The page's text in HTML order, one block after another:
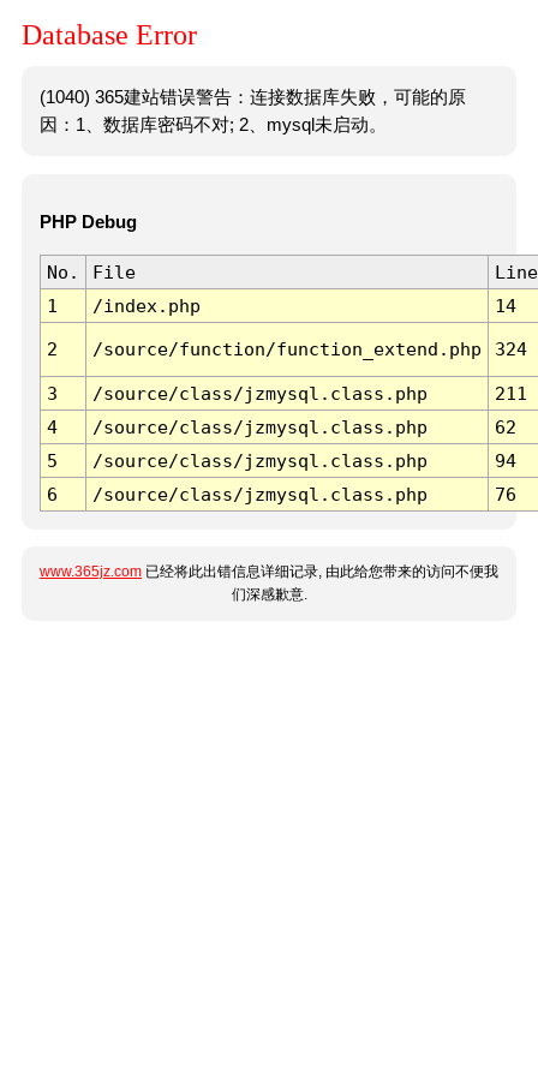
Database Error
(1040) 365建站错误警告：连接数据库失败，可能的原
因：1、数据库密码不对; 2、mysql未启动。
PHP Debug
No. File
Line
1
/index.php 14
2 /source/function/function_extend.php 324
3 /source/class/jzmysql.class.php
211
4
/source/class/jzmysql.class.php
62
5
/source/class/jzmysql.class.php
94
6
/source/class/jzmysql.class.php 76
www.365jz.com 已经将此出错信息详细记录, 由此给您带来的访问不便我
们深感歉意.